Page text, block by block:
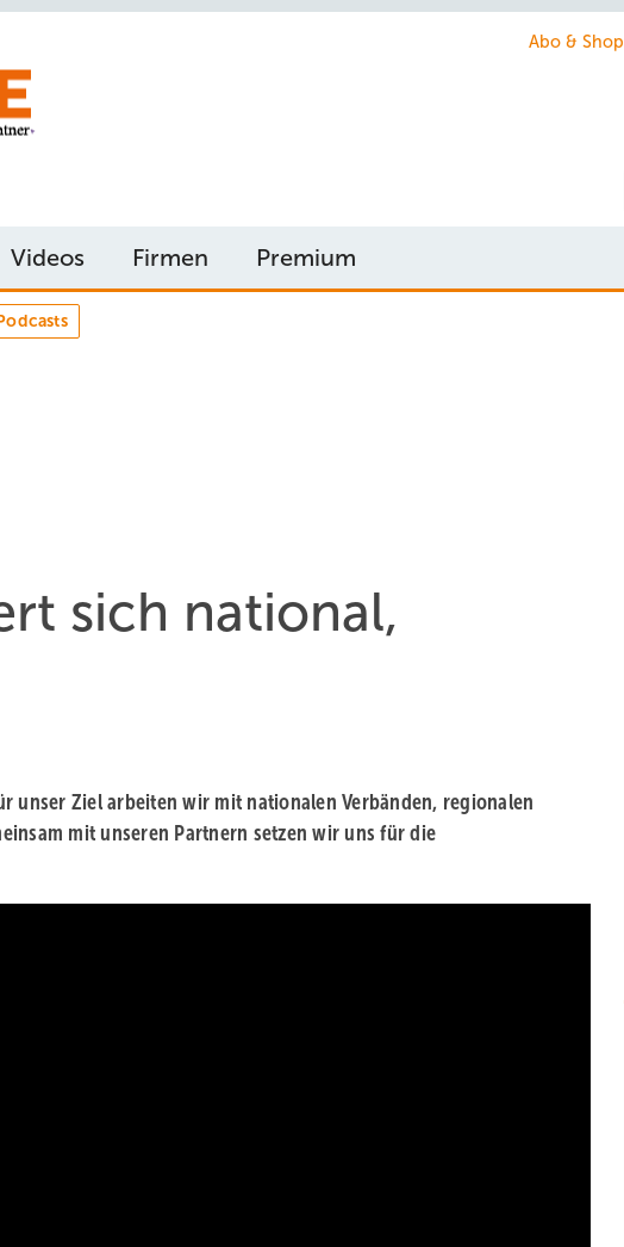
Abo & Shop
Videos Firmen Premium
sich national,
unser Ziel arbeiten wir mit nationalen Verbänden, regionalen
mit unseren Partnern setzen wir uns für die